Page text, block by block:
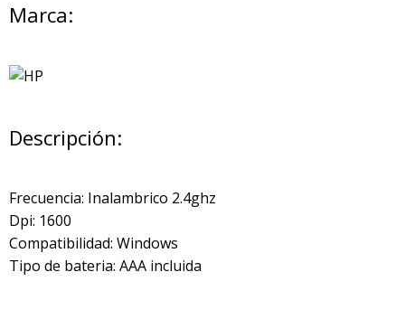
Marca:
Descripción:
Frecuencia: Inalambrico 2.4ghz
Dpi: 1600
Compatibilidad: Windows
Tipo de bateria: AAA incluida